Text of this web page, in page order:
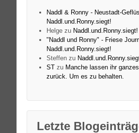
Naddl & Ronny - Neustadt-
Naddl.und.Ronny.siegt!
Helgezu Naddl.und.Ronny.siegt!
"Naddl und Ronny" - Friese
Naddl.und.Ronny.siegt!
Steffenzu
STzu Manche lassen ihr
zurück. Um es zu behalten.
Letzte